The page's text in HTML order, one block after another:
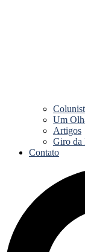
Um
Artigos
Giro da
Contato